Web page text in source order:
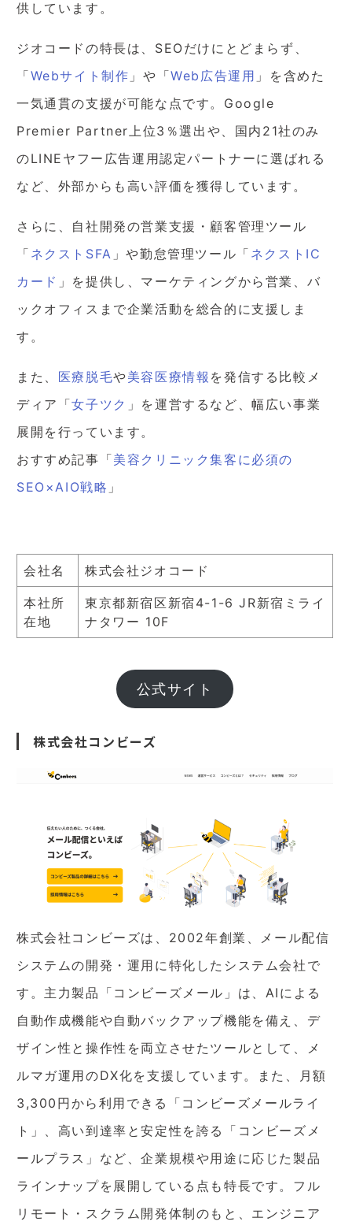
供しています。
ジオコードの特長は、SEOだけにとどまらず、
「Webサイト制作 」や「Web広告運用 」を含めた
一気通貫の支援が可能な点です。Google
Premier Partner上位3％選出や、国内21社のみ
のLINEヤフー広告運用認定パートナーに選ばれる
など、外部からも高い評価を獲得しています。
さらに、自社開発の営業支援・顧客管理ツール
「 ネクストSFA 」や勤怠管理ツール「 ネクストIC
カード 」を提供し、マーケティングから営業、バ
ックオフィスまで企業活動を総合的に支援しま
す。
また、 医療脱毛や美容医療情報 を発信する比較メ
ディア「女子ツク 」を運営するなど、幅広い事業
展開を行っています。
おすすめ記事「美容クリニック集客に必須の
SEO×AIO戦略 」
会社名 株式会社ジオコード
本社所
在地
東京都新宿区新宿4-1-6 JR新宿ミライ
ナタワー 10F
公式サイト
株式会社コンビーズ
株式会社コンビーズは、2002年創業、メール配信
システムの開発・運用に特化したシステム会社で
す。主力製品「コンビーズメール」は、AIによる
自動作成機能や自動バックアップ機能を備え、デ
ザイン性と操作性を両立させたツールとして、メ
ルマガ運用のDX化を支援しています。また、月額
3,300円から利用できる「コンビーズメールライ
ト」、高い到達率と安定性を誇る「コンビーズメ
ールプラス」など、企業規模や用途に応じた製品
ラインナップを展開している点も特長です。フル
リモート・スクラム開発体制のもと、エンジニア